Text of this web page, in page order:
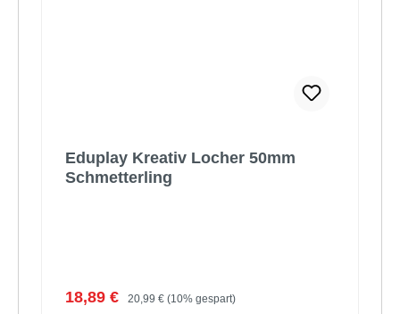
Eduplay Kreativ Locher 50mm
Schmetterling
Verkaufspreis:
18,89 € Regulärer Preis:
20,99 € (10% gespart)